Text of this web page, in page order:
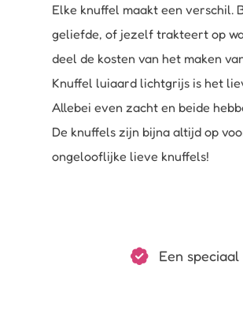
Elke knuffel maakt een verschil.
geliefde, of jezelf trakteert op
deel de kosten van het maken
Knuffel luiaard lichtgrijsis het
Allebei even zacht en beide
De knuffels zijn bijna altijd op
ongelooflijke lieve knuffels!
Een